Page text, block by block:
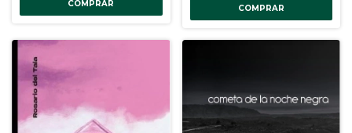
COMPRAR COMPRAR